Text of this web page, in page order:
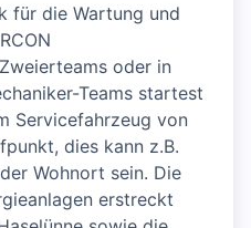
für die Wartung und
oder in
Teams startest
Servicefahrzeug von
dies kann z.B.
Wohnort sein. Die
erstreckt